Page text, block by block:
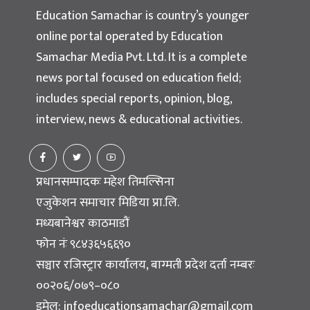
Education Samachar is country’s younger
online portal operated by Education
Samachar Media Pvt. Ltd. It is a complete
news portal focused on education field;
includes special reports, opinion, blog,
interview, news & educational activities.
प्रधानसम्पादकः महेश तिमल्सिना
एजुकेशन समाचार मिडिया प्रा.लि.
मध्यबानेश्वर काठमाडौं
फोन नंः ९८४३६५६६९०
सञ्चार रजिस्ट्रार कार्यालय, बाग्मती प्रदेश दर्ता नम्बरः
००२०६/०७९–०८०